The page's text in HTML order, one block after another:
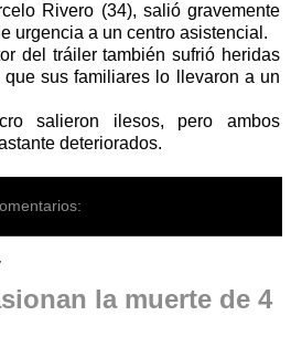
Rivero (34), salió gravemente
urgencia a un centro asistencial.
del tráiler también sufrió heridas
sus familiares lo llevaron a un
salieron ilesos, pero ambos
deteriorados.
la muerte de 4